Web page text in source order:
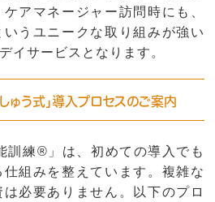
アマネージャー訪問時にも、
いうユニークな取り組みが強い
イサービスとなります。
ゅう式」導入プロセスのご案内
訓練®」は、初めての導入でも
組みを整えています。複雑な
必要ありません。以下のプロ